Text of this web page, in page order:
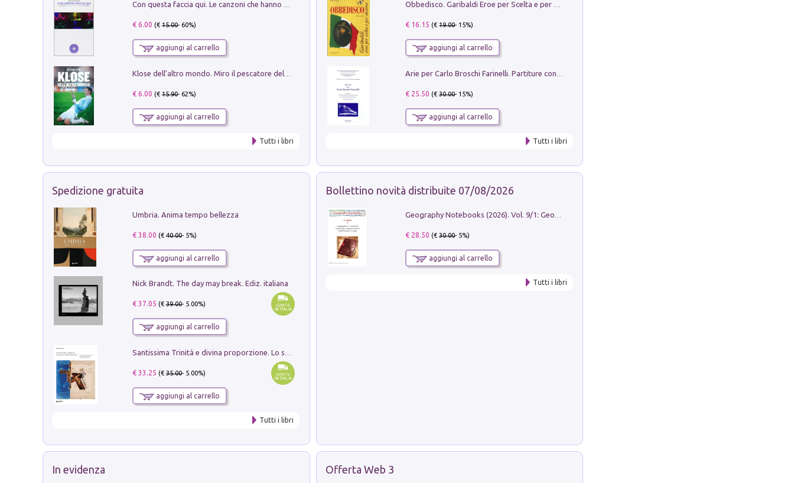
Con questa faccia qui. Le canzoni che hanno fatto la storia di Ligabue
€ 6.00 (€15.00- 60%)
aggiungi al carrello
Klose dell'altro mondo. Miro il pescatore del goal
€ 6.00 (€15.90- 62%)
aggiungi al carrello
Tutti i libri
Obbedisco. Garibaldi Eroe per Scelta e per Destino
€ 16.15 (€19.00- 15%)
aggiungi al carrello
€ 25.50 (€30.00- 15%)
aggiungi al carrello
Tutti i libri
Spedizione gratuita
Umbria. Anima tempo bellezza
€ 38.00 (€40.00- 5%)
aggiungi al carrello
Nick Brandt. The day may break. Ediz. italiana
€ 37.05 (€39.00- 5.00%)
aggiungi al carrello
€ 33.25 (€35.00- 5.00%)
aggiungi al carrello
Tutti i libri
Bollettino novità distribuite 07/08/2026
€ 28.50 (€30.00- 5%)
aggiungi al carrello
Tutti i libri
In evidenza Offerta Web 3